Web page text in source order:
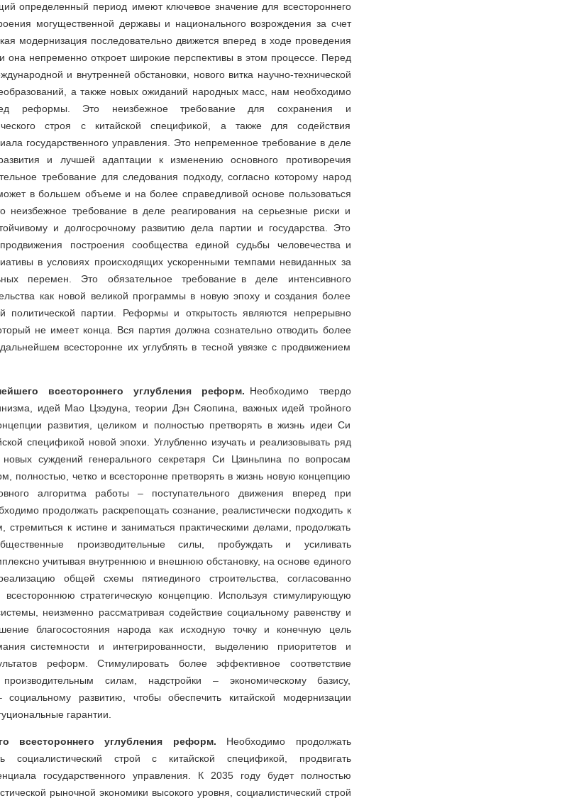
определенный период имеют ключевое значение для всестороннего
могущественной державы и национального возрождения за счет
модернизация последовательно движется вперед в ходе проведения
она непременно откроет широкие перспективы в этом процессе. Перед
и внутренней обстановки, нового витка научно-технической
а также новых ожиданий народных масс, нам необходимо
реформы. Это неизбежное требование для сохранения и
строя с китайской спецификой, а также для содействия
государственного управления. Это непременное требование в деле
и лучшей адаптации к изменению основного противоречия
требование для следования подходу, согласно которому народ
в большем объеме и на более справедливой основе пользоваться
неизбежное требование в деле реагирования на серьезные риски и
и долгосрочному развитию дела партии и государства. Это
построения сообщества единой судьбы человечества и
в условиях происходящих ускоренными темпами невиданных за
перемен. Это обязательное требование в деле интенсивного
как новой великой программы в новую эпоху и создания более
политической партии. Реформы и открытость являются непрерывно
не имеет конца. Вся партия должна сознательно отводить более
всесторонне их углублять в тесной увязке с продвижением
всестороннего углубления реформ. Необходимо твердо
идей Мао Цзэдуна, теории Дэн Сяопина, важных идей тройного
развития, целиком и полностью претворять в жизнь идеи Си
спецификой новой эпохи. Углубленно изучать и реализовывать ряд
суждений генерального секретаря Си Цзиньпина по вопросам
полностью, четко и всесторонне претворять в жизнь новую концепцию
алгоритма работы – поступательного движения вперед при
продолжать раскрепощать сознание, реалистически подходить к
стремиться к истине и заниматься практическими делами, продолжать
производительные силы, пробуждать и усиливать
учитывая внутреннюю и внешнюю обстановку, на основе единого
общей схемы пятиединого строительства, согласованно
всестороннюю стратегическую концепцию. Используя стимулирующую
неизменно рассматривая содействие социальному равенству и
благосостояния народа как исходную точку и конечную цель
системности и интегрированности, выделению приоритетов и
реформ. Стимулировать более эффективное соответствие
силам, надстройки – экономическому базису,
социальному развитию, чтобы обеспечить китайской модернизации
гарантии.
всестороннего углубления реформ. Необходимо продолжать
социалистический строй с китайской спецификой, продвигать
государственного управления. К 2035 году будет полностью
рыночной экономики высокого уровня, социалистический строй